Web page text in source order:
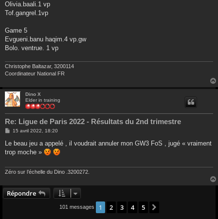
Olivia.baali.1 vp
Tof.gangrel.1vp
Game 5
Evgueni.banu haqim.4 vp.gw
Bolo. ventrue. 1 vp
Christophe Baltazar, 3200114
Coordinateur National FR
Dino X
Elder in training
Re: Ligue de Paris 2022 - Résultats du 2nd trimestre
M
s
a
15 avril 2022, 18:20
Le beau jeu a appelé , il voudrait annuler mon GW3 FoS , jugé « vraiment
trop moche »
Zéro sur l’échelle du Dino .3200272.
Répondre
101 messages 1 2 3 4 5